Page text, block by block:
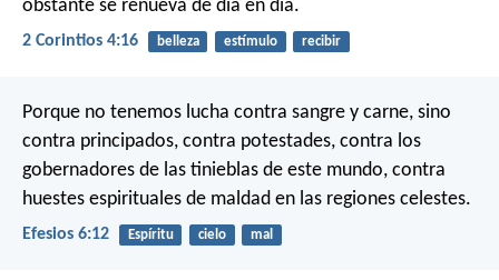
obstante se renueva de día en día.
2 Corintios 4:16 belleza estímulo recibir
Porque no tenemos lucha contra sangre y carne, sino
contra principados, contra potestades, contra los
gobernadores de las tinieblas de este mundo, contra
huestes espirituales de maldad en las regiones celestes.
Efesios 6:12 Espíritu cielo mal